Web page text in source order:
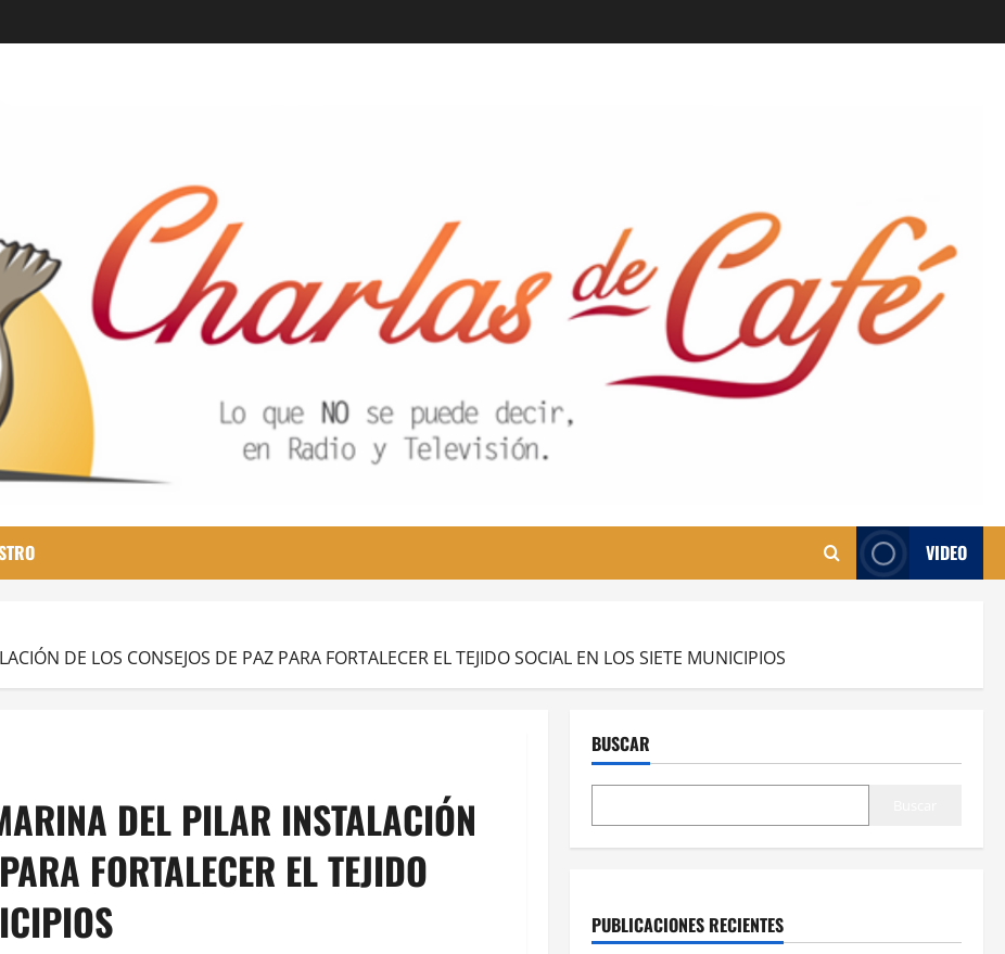
VIDEO
DE LOS CONSEJOS DE PAZ PARA FORTALECER EL TEJIDO SOCIAL EN LOS SIETE MUNICIPIOS
DEL PILAR INSTALACIÓN
FORTALECER EL TEJIDO
BUSCAR
PUBLICACIONES RECIENTES